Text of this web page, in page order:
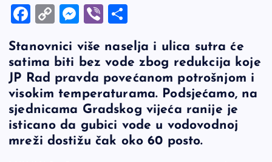
F
c
e
b
o
o
k
C
p
y
Li
n
k
M
se
n
g
er
Vi
er ar
e
Stanovnici više naselja i ulica sutra će
satima biti bez vode zbog redukcija koje
JP Rad pravda povećanom potrošnjom i
visokim temperaturama. Podsjećamo, na
sjednicama Gradskog vijeća ranije je
isticano da gubici vode u vodovodnoj
mreži dostižu čak oko 60 posto.